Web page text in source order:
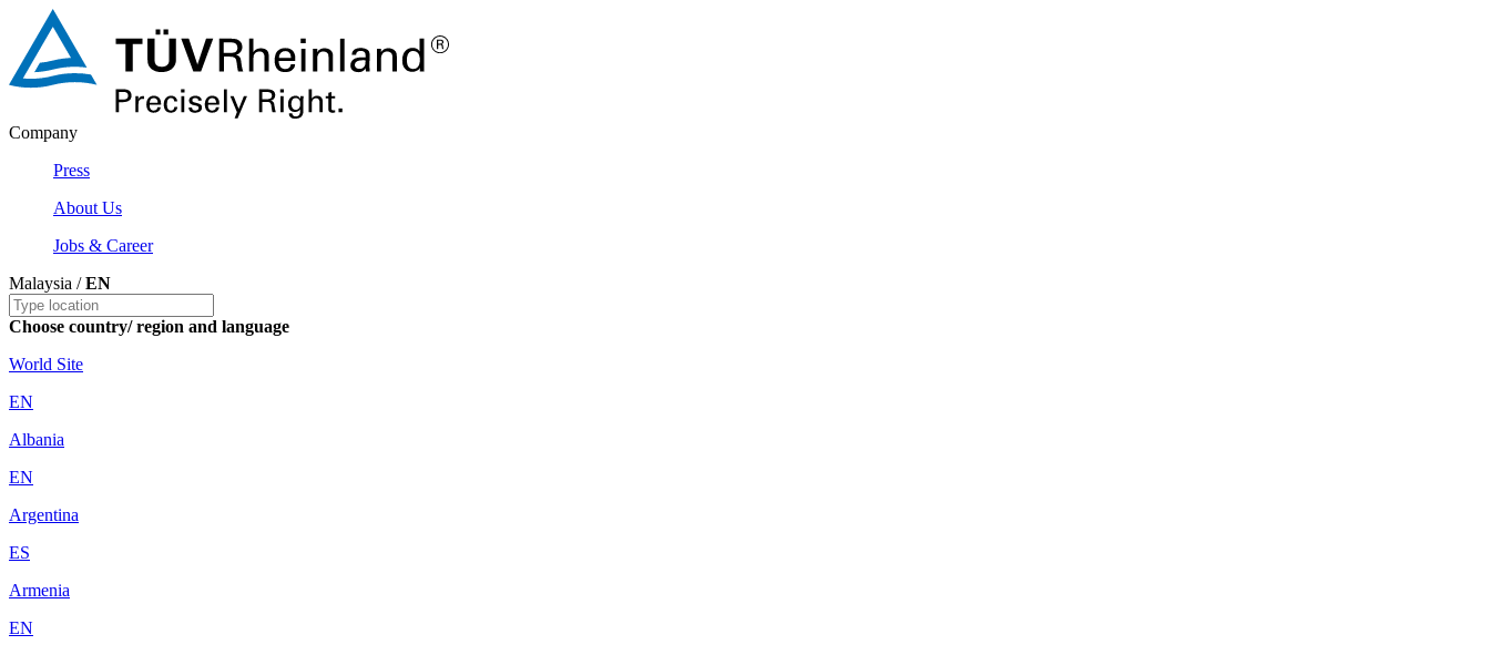
Company
Press
About Us
Jobs & Career
Malaysia /EN
Choose country/ region and language
World Site
EN
Albania
EN
Argentina
ES
Armenia
EN